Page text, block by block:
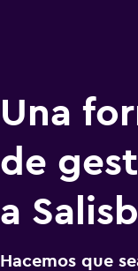
Una
de
a
Hacemos que